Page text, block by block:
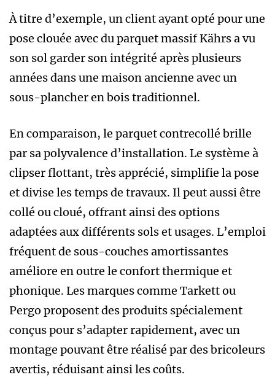
À titre d’exemple, un client ayant opté pour une
pose clouée avec du parquet massif Kährs a vu
son sol garder son intégrité après plusieurs
années dans une maison ancienne avec un
sous-plancher en bois traditionnel.
En comparaison, le parquet contrecollé brille
par sa polyvalence d’installation. Le système à
clipser flottant, très apprécié, simplifie la pose
et divise les temps de travaux. Il peut aussi être
collé ou cloué, offrant ainsi des options
adaptées aux différents sols et usages. L’emploi
fréquent de sous-couches amortissantes
améliore en outre le confort thermique et
phonique. Les marques comme Tarkett ou
Pergo proposent des produits spécialement
conçus pour s’adapter rapidement, avec un
montage pouvant être réalisé par des bricoleurs
avertis, réduisant ainsi les coûts.